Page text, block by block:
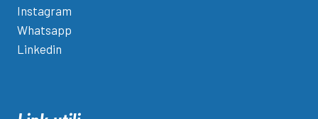
Instagram
Whatsapp
Linkedin